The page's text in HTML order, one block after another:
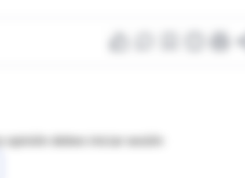
opinión debes iniciar sesión